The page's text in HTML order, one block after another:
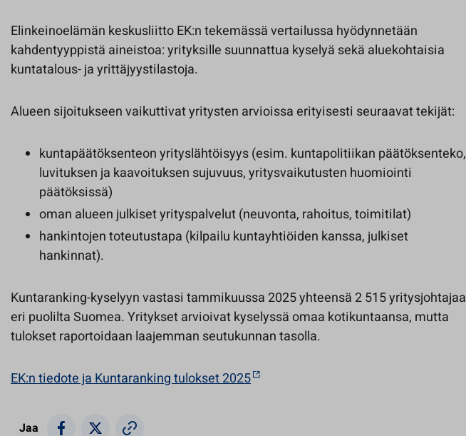
Elinkeinoelämän keskusliitto EK:n tekemässä vertailussa hyödynnetään
kahdentyyppistä aineistoa: yrityksille suunnattua kyselyä sekä aluekohtaisia
kuntatalous- ja yrittäjyystilastoja.
Alueen sijoitukseen vaikuttivat yritysten arvioissa erityisesti seuraavat tekijät:
kuntapäätöksenteon yrityslähtöisyys (esim. kuntapolitiikan päätöksenteko,
luvituksen ja kaavoituksen sujuvuus, yritysvaikutusten huomiointi
päätöksissä)
oman alueen julkiset yrityspalvelut (neuvonta, rahoitus, toimitilat)
hankintojen toteutustapa (kilpailu kuntayhtiöiden kanssa, julkiset
hankinnat).
Kuntaranking-kyselyyn vastasi tammikuussa 2025 yhteensä 2 515 yritysjohtajaa
eri puolilta Suomea. Yritykset arvioivat kyselyssä omaa kotikuntaansa, mutta
tulokset raportoidaan laajemman seutukunnan tasolla.
EK:n tiedote ja Kuntaranking tulokset 2025
Jaa